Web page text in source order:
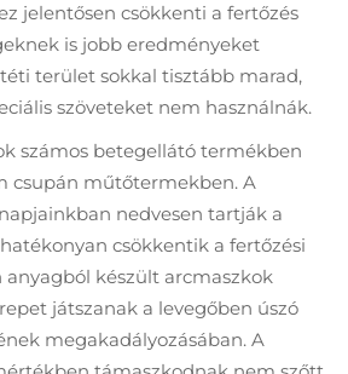
jelentősen csökkenti a fertőzés
is jobb eredményeket
terület sokkal tisztább marad,
szöveteket nem használnák.
számos betegellátó termékben
csupán műtőtermekben. A
nedvesen tartják a
csökkentik a fertőzési
anyagból készült arcmaszkok
játszanak a levegőben úszó
megakadályozásában. A